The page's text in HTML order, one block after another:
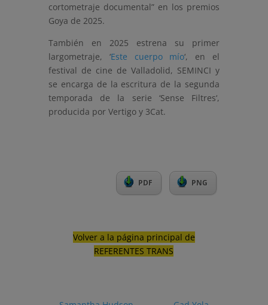
cortometraje documental” en los premios
Goya de 2025.
También en 2025 estrena su primer
largometraje, ‘Este cuerpo mío‘, en el
festival de cine de Valladolid, SEMINCI y
se encarga de la escritura de la segunda
temporada de la serie ‘Sense Filtres‘,
producida por Vertigo y 3Cat.
PDF PNG
Volver a la página principal de
REFERENTES TRANS